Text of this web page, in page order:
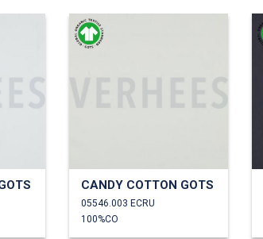
CANDY COTTON GOTS
05546.003 ECRU
100%CO